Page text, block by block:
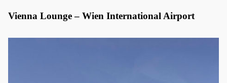
Vienna Lounge – Wien International Airport